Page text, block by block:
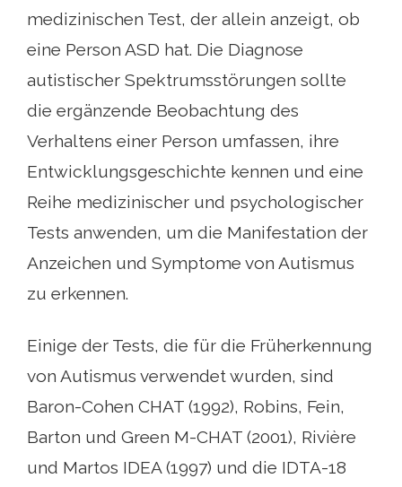
medizinischen Test, der allein anzeigt, ob
eine Person ASD hat. Die Diagnose
autistischer Spektrumsstörungen sollte
die ergänzende Beobachtung des
Verhaltens einer Person umfassen, ihre
Entwicklungsgeschichte kennen und eine
Reihe medizinischer und psychologischer
Tests anwenden, um die Manifestation der
Anzeichen und Symptome von Autismus
zu erkennen.
Einige der Tests, die für die Früherkennung
von Autismus verwendet wurden, sind
Baron-Cohen CHAT (1992), Robins, Fein,
Barton und Green M-CHAT (2001), Rivière
und Martos IDEA (1997) und die IDTA-18